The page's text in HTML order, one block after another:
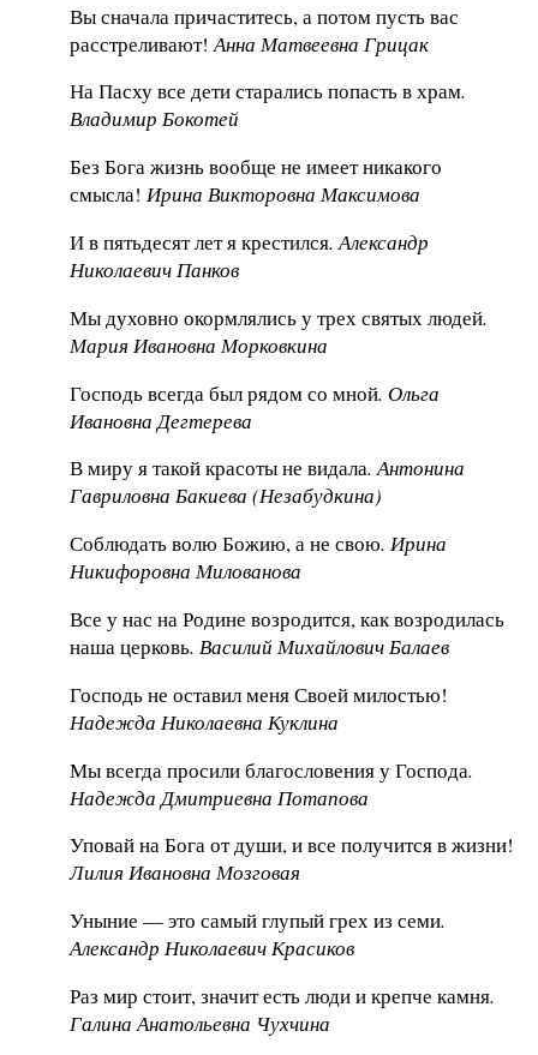
Вы сначала причаститесь, а потом пусть вас
расстреливают! Анна Матвеевна Грицак
На Пасху все дети старались попасть в храм.
Владимир Бокотей
Без Бога жизнь вообще не имеет никакого
смысла! Ирина Викторовна Максимова
И в пятьдесят лет я крестился. Александр
Николаевич Панков
Мы духовно окормлялись у трех святых людей.
Мария Ивановна Морковкина
Господь всегда был рядом со мной. Ольга
Ивановна Дегтерева
В миру я такой красоты не видала. Антонина
Гавриловна Бакиева (Незабудкина)
Соблюдать волю Божию, а не свою. Ирина
Никифоровна Милованова
Все у нас на Родине возродится, как возродилась
наша церковь. Василий Михайлович Балаев
Господь не оставил меня Своей милостью!
Надежда Николаевна Куклина
Мы всегда просили благословения у Господа.
Надежда Дмитриевна Потапова
Уповай на Бога от души, и все получится в жизни!
Лилия Ивановна Мозговая
Уныние — это самый глупый грех из семи.
Александр Николаевич Красиков
Раз мир стоит, значит есть люди и крепче камня.
Галина Анатольевна Чухчина